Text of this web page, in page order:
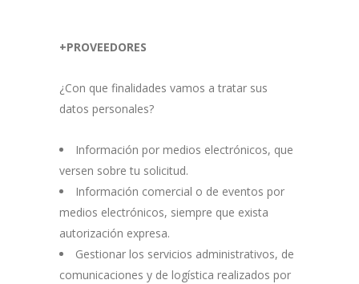
+PROVEEDORES
¿Con que finalidades vamos a tratar sus
datos personales?
Información por medios electrónicos, que
versen sobre tu solicitud.
Información comercial o de eventos por
medios electrónicos, siempre que exista
autorización expresa.
Gestionar los servicios administrativos, de
comunicaciones y de logística realizados por